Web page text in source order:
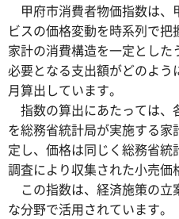
甲府市消費者物価指数は、
ビスの価格変動を時系列で把
家計の消費構造を一定とし
必要となる支出額がどのよ
月算出しています。
指数の算出にあたっては、
を総務省統計局が実施する
定し、価格は同じく総務省
調査により収集された小売価
この指数は、経済施策の立
な分野で活用されています。